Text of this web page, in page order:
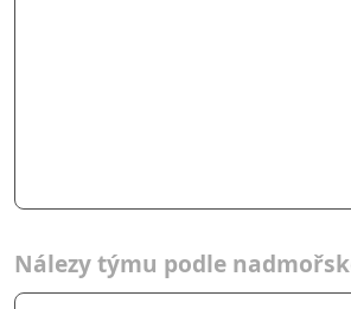
Nálezy týmu podle